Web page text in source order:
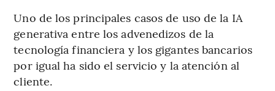
Uno de los principales casos de uso de la IA
generativa entre los advenedizos de la
tecnología financiera y los gigantes bancarios
por igual ha sido el servicio y la atención al
cliente.